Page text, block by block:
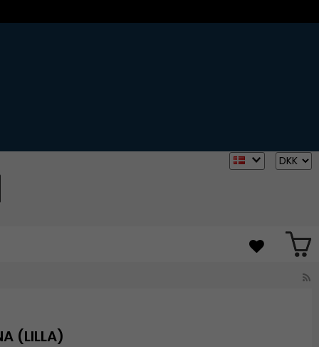
(LILLA)